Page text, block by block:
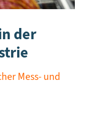
der
Mess- und